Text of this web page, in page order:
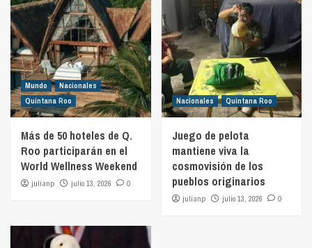
Mundo
Nacionales
Quintana Roo
Más de 50 hoteles de Q.
Roo participarán en el
World Wellness Weekend
julianp julio 13, 2026 0
Nacionales Quintana Roo
Juego de pelota
mantiene viva la
cosmovisión de los
pueblos originarios
julianp julio 13, 2026 0